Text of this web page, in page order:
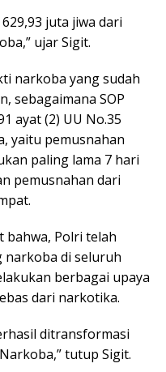
juta jiwa dari
ujar Sigit.
narkoba yang sudah
sebagaimana SOP
ayat (2) UU No.35
yaitu pemusnahan
paling lama 7 hari
pemusnahan dari
bahwa, Polri telah
narkoba di seluruh
berbagai upaya
dari narkotika.
ditransformasi
tutup Sigit.